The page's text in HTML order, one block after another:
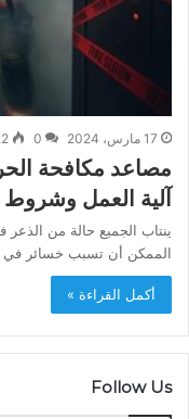
17 مارس، 2024 0
مصاعد مكافحة
آلية العمل وشروط
ينتاب الجميع حالة من
الممكن أن تسبب خسائر في
أكمل القراءة »
Follow Us